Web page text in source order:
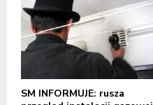
SM INFORMUJE: rusza